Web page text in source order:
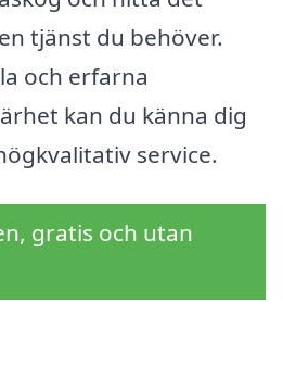
tjänst du behöver.
och erfarna
kan du känna dig
service.
gratis och utan